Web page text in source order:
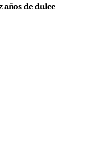
años de dulce